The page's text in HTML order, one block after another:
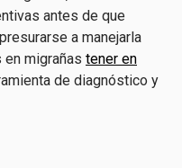
antes de que
a manejarla
migrañas tener en
de diagnóstico y